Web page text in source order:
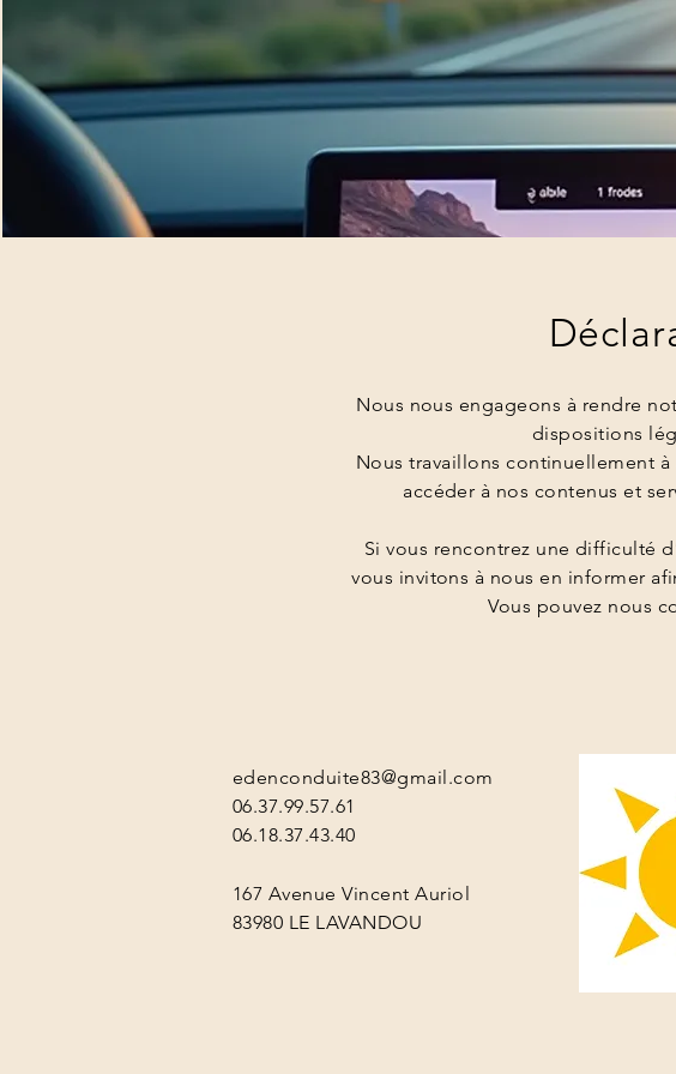
Nous nous engageons à rendre
dispositions
Nous travaillons continuellement
accéder à nos contenus et
Si vous rencontrez une difficulté
vous invitons à nous en informer
Vous pouvez nous
edenconduite83@gmail.com
06.37.99.57.61
06.18.37.43.40
167 Avenue Vincent Auriol
83980 LE LAVANDOU